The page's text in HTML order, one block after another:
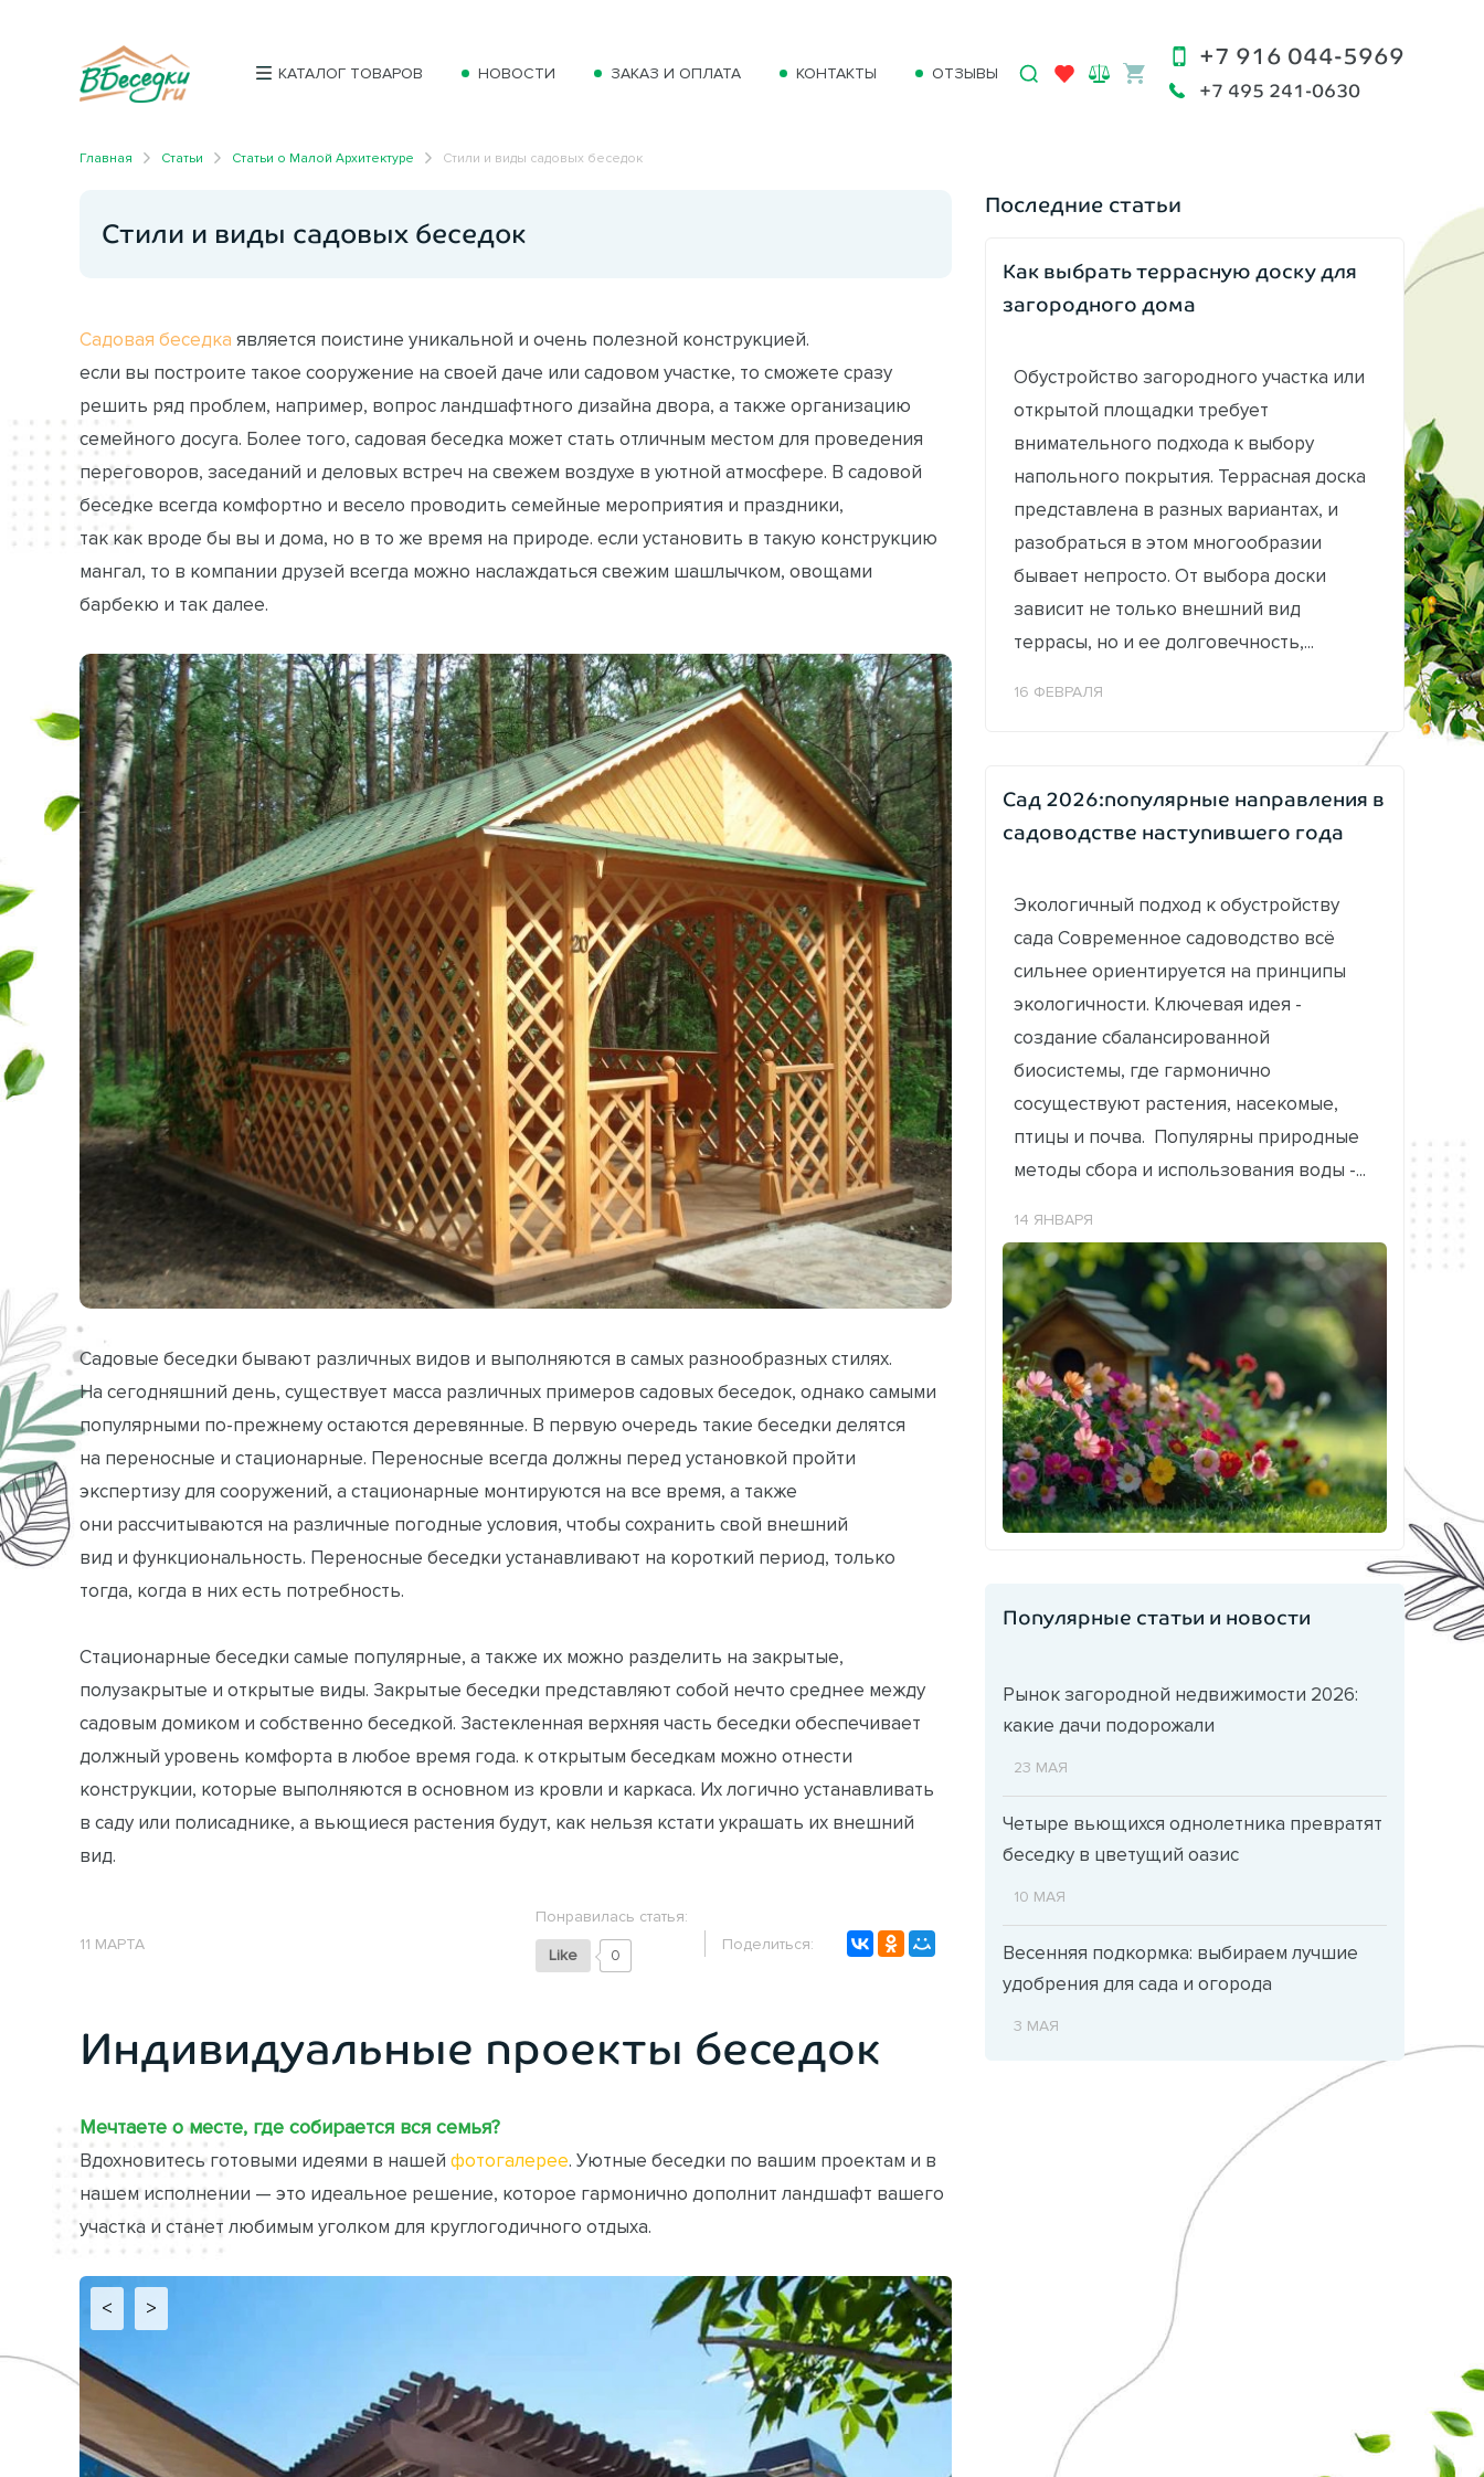
КАТАЛОГ ТОВАРОВ НОВОСТИ ЗАКАЗ И ОПЛАТА КОНТАКТЫ ОТЗЫВЫ
+7 916 044-5969
+7 495 241-0630
Главная Статьи Статьи о Малой Архитектуре Стили и виды садовых беседок
Стили и виды садовых беседок
Садовая беседка является поистине уникальной и очень полезной конструкцией.
если вы построите такое сооружение на своей даче или садовом участке, то сможете сразу
решить ряд проблем, например, вопрос ландшафтного дизайна двора, а также организацию
семейного досуга. Более того, садовая беседка может стать отличным местом для проведения
переговоров, заседаний и деловых встреч на свежем воздухе в уютной атмосфере. В садовой
беседке всегда комфортно и весело проводить семейные мероприятия и праздники,
так как вроде бы вы и дома, но в то же время на природе. если установить в такую конструкцию
мангал, то в компании друзей всегда можно наслаждаться свежим шашлычком, овощами
барбекю и так далее.
Садовые беседки бывают различных видов и выполняются в самых разнообразных стилях.
На сегодняшний день, существует масса различных примеров садовых беседок, однако самыми
популярными по-прежнему остаются деревянные. В первую очередь такие беседки делятся
на переносные и стационарные. Переносные всегда должны перед установкой пройти
экспертизу для сооружений, а стационарные монтируются на все время, а также
они рассчитываются на различные погодные условия, чтобы сохранить свой внешний
вид и функциональность. Переносные беседки устанавливают на короткий период, только
тогда, когда в них есть потребность.
Стационарные беседки самые популярные, а также их можно разделить на закрытые,
полузакрытые и открытые виды. Закрытые беседки представляют собой нечто среднее между
садовым домиком и собственно беседкой. Застекленная верхняя часть беседки обеспечивает
должный уровень комфорта в любое время года. к открытым беседкам можно отнести
конструкции, которые выполняются в основном из кровли и каркаса. Их логично устанавливать
в саду или полисаднике, а вьющиеся растения будут, как нельзя кстати украшать их внешний
вид.
11 МАРТА
Понравилась статья:
Like 0
Поделиться:
Индивидуальные проекты беседок
Мечтаете о месте, где собирается вся семья?
Вдохновитесь готовыми идеями в нашей фотогалерее . Уютные беседки по вашим проектам и в
нашем исполнении — это идеальное решение, которое гармонично дополнит ландшафт вашего
участка и станет любимым уголком для круглогодичного отдыха.
< >
Последние статьи
Как выбрать террасную доску для
загородного дома
Обустройство загородного участка или
открытой площадки требует
внимательного подхода к выбору
напольного покрытия. Террасная доска
представлена в разных вариантах, и
разобраться в этом многообразии
бывает непросто. От выбора доски
зависит не только внешний вид
террасы, но и ее долговечность,...
16 ФЕВРАЛЯ
Сад 2026:популярные направления в
садоводстве наступившего года
Экологичный подход к обустройству
сада Современное садоводство всё
сильнее ориентируется на принципы
экологичности. Ключевая идея -
создание сбалансированной
биосистемы, где гармонично
сосуществуют растения, насекомые,
птицы и почва. Популярны природные
методы сбора и использования воды -...
14 ЯНВАРЯ
Популярные статьи и новости
Рынок загородной недвижимости 2026:
какие дачи подорожали
23 МАЯ
Четыре вьющихся однолетника превратят
беседку в цветущий оазис
10 МАЯ
Весенняя подкормка: выбираем лучшие
удобрения для сада и огорода
3 МАЯ